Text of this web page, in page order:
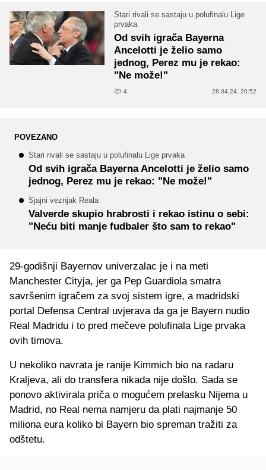
Stari rivali se sastaju u polufinalu Lige
prvaka
Od svih igrača Bayerna
Ancelotti je želio samo
jednog, Perez mu je rekao:
"Ne može!"
4 28.04.24. 20:52
POVEZANO
Stari rivali se sastaju u polufinalu Lige prvaka
Od svih igrača Bayerna Ancelotti je želio samo
jednog, Perez mu je rekao: "Ne može!"
Sjajni veznjak Reala
Valverde skupio hrabrosti i rekao istinu o sebi:
"Neću biti manje fudbaler što sam to rekao"
29-godišnji Bayernov univerzalac je i na meti
Manchester Cityja, jer ga Pep Guardiola smatra
savršenim igračem za svoj sistem igre, a madridski
portal Defensa Central uvjerava da ga je Bayern nudio
Real Madridu i to pred mečeve polufinala Lige prvaka
ovih timova.
U nekoliko navrata je ranije Kimmich bio na radaru
Kraljeva, ali do transfera nikada nije došlo. Sada se
ponovo aktivirala priča o mogućem prelasku Nijema u
Madrid, no Real nema namjeru da plati najmanje 50
miliona eura koliko bi Bayern bio spreman tražiti za
odštetu.